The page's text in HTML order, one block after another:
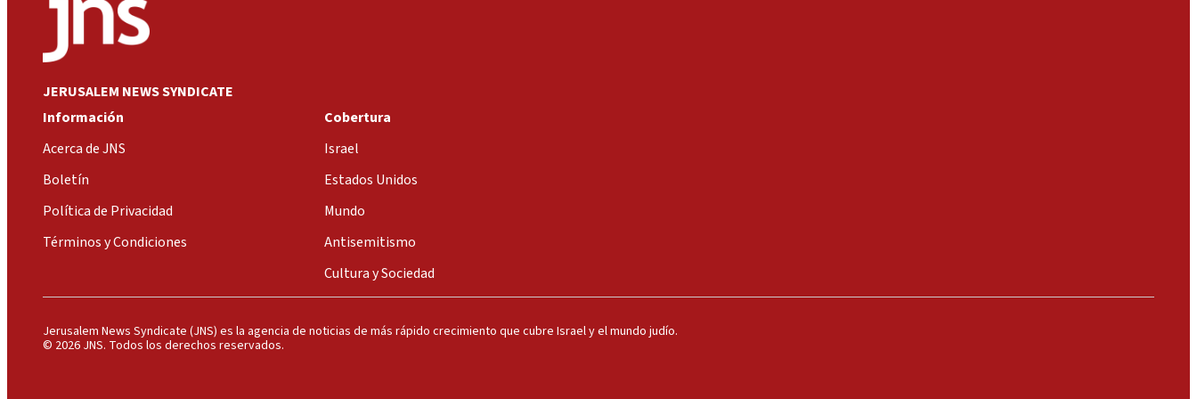
JERUSALEM NEWS SYNDICATE
Información
Acerca de JNS
Boletín
Política de Privacidad
Términos y Condiciones
Cobertura
Israel
Estados Unidos
Mundo
Antisemitismo
Cultura y Sociedad
Jerusalem News Syndicate (JNS) es la agencia de noticias de más rápido crecimiento que cubre Israel y el mundo judío.
© 2026 JNS. Todos los derechos reservados.